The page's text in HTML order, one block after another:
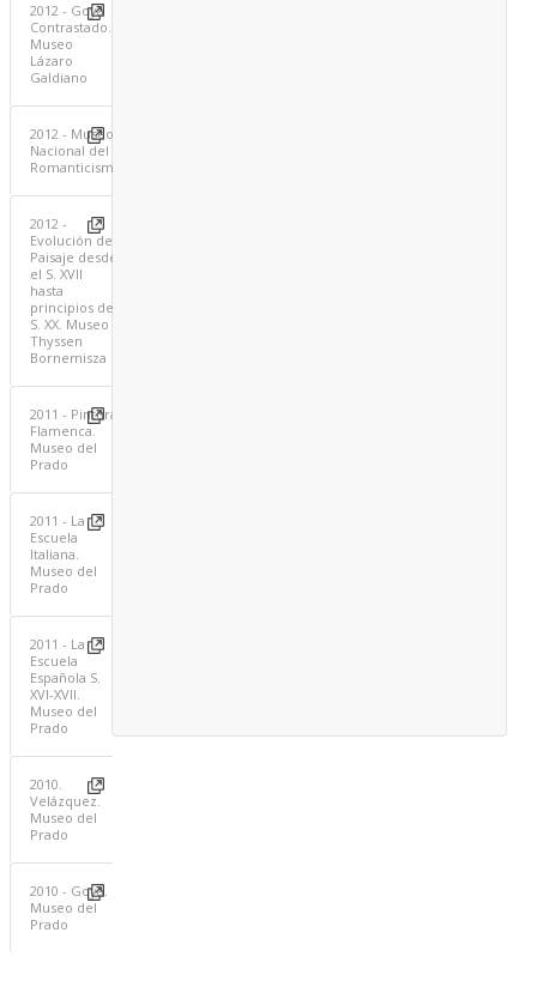
2012 - Goya
Contrastado.
Museo
Lázaro
Galdiano
2012 - Museo
Nacional del
Romanticismo
2012 -
Evolución del
Paisaje desde
el S. XVII
hasta
principios del
S. XX. Museo
Thyssen
Bornemisza
2011 - Pintura
Flamenca.
Museo del
Prado
2011 - La
Escuela
Italiana.
Museo del
Prado
2011 - La
Escuela
Española S.
XVI-XVII.
Museo del
Prado
2010.
Velázquez.
Museo del
Prado
2010 - Goya.
Museo del
Prado